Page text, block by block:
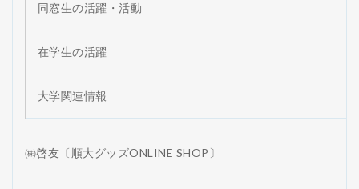
同窓生の活躍・活動
在学生の活躍
大学関連情報
㈱啓友〔順大グッズONLINE SHOP〕